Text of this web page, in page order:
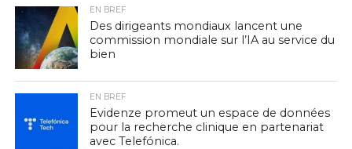
EN BREF
Des dirigeants mondiaux lancent une
commission mondiale sur l’IA au service du
bien
EN BREF
Evidenze promeut un espace de données
pour la recherche clinique en partenariat
avec Telefónica.